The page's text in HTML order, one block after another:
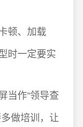
顿、加载
时一定要实
当作“领导查
做培训，让